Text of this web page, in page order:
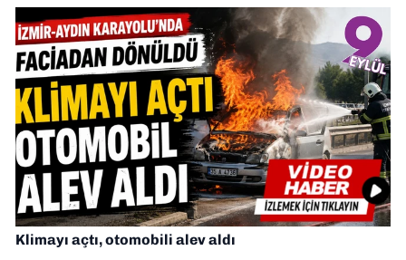
Klimayı açtı, otomobili alev aldı